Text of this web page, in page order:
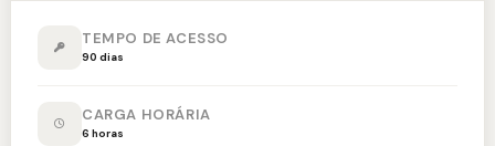
TEMPO DE ACESSO
90 dias
CARGA HORÁRIA
6 horas